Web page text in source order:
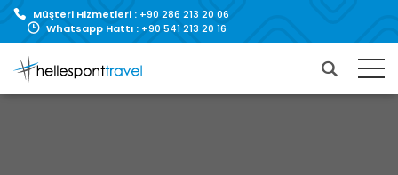
Müşteri Hizmetleri : +90 286 213 20 06
Whatsapp Hattı : +90 541 213 20 16